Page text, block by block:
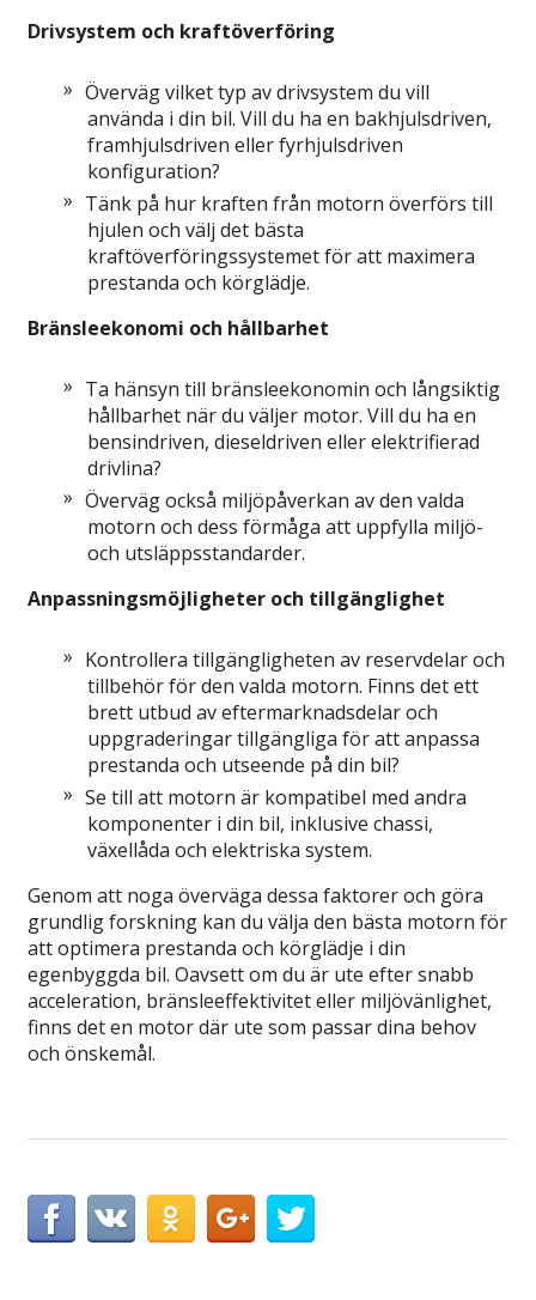
Drivsystem och kraftöverföring
Överväg vilket typ av drivsystem du vill
använda i din bil. Vill du ha en bakhjulsdriven,
framhjulsdriven eller fyrhjulsdriven
konfiguration?
Tänk på hur kraften från motorn överförs till
hjulen och välj det bästa
kraftöverföringssystemet för att maximera
prestanda och körglädje.
Bränsleekonomi och hållbarhet
Ta hänsyn till bränsleekonomin och långsiktig
hållbarhet när du väljer motor. Vill du ha en
bensindriven, dieseldriven eller elektrifierad
drivlina?
Överväg också miljöpåverkan av den valda
motorn och dess förmåga att uppfylla miljö-
och utsläppsstandarder.
Anpassningsmöjligheter och tillgänglighet
Kontrollera tillgängligheten av reservdelar och
tillbehör för den valda motorn. Finns det ett
brett utbud av eftermarknadsdelar och
uppgraderingar tillgängliga för att anpassa
prestanda och utseende på din bil?
Se till att motorn är kompatibel med andra
komponenter i din bil, inklusive chassi,
växellåda och elektriska system.
Genom att noga överväga dessa faktorer och göra
grundlig forskning kan du välja den bästa motorn för
att optimera prestanda och körglädje i din
egenbyggda bil. Oavsett om du är ute efter snabb
acceleration, bränsleeffektivitet eller miljövänlighet,
finns det en motor där ute som passar dina behov
och önskemål.